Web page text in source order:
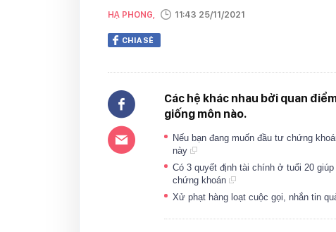
HẠ PHONG, 11:43 25/11/2021
CHIA SẺ
Các hệ khác nhau bởi quan
giống môn nào.
Nếu bạn đang muốn đầu tư chứng
này
Có 3 quyết định tài chính ở tuổi 20
chứng khoán
Xử phạt hàng loạt cuộc gọi, nhắn tin